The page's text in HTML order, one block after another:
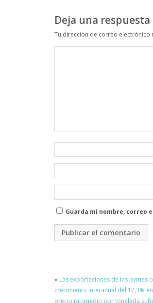
Deja una respuesta
Tu dirección de correo electrónico
Guarda mi nombre, correo
« Las exportaciones de las pymes
crecimiento interanual del 17,3%
precio promedio por tonelada